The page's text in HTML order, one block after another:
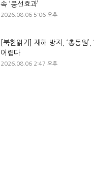
속 ‘풍선효과’
2026.08.06 5:06 오후
[북한읽기] 재해 방지, ‘총동원’,
어렵다
2026.08.06 2:47 오후